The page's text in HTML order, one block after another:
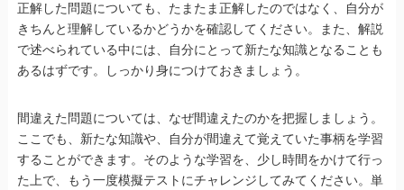
正解した問題についても、たまたま正解したのではなく、自分が
きちんと理解しているかどうかを確認してください。また、解説
で述べられている中には、自分にとって新たな知識となることも
あるはずです。しっかり身につけておきましょう。
間違えた問題については、なぜ間違えたのかを把握しましょう。
ここでも、新たな知識や、自分が間違えて覚えていた事柄を学習
することができます。そのような学習を、少し時間をかけて行っ
た上で、もう一度模擬テストにチャレンジしてみてください。単